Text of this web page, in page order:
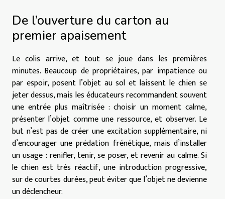
De l’ouverture du carton au
premier apaisement
Le colis arrive, et tout se joue dans les premières
minutes. Beaucoup de propriétaires, par impatience ou
par espoir, posent l’objet au sol et laissent le chien se
jeter dessus, mais les éducateurs recommandent souvent
une entrée plus maîtrisée : choisir un moment calme,
présenter l’objet comme une ressource, et observer. Le
but n’est pas de créer une excitation supplémentaire, ni
d’encourager une prédation frénétique, mais d’installer
un usage : renifler, tenir, se poser, et revenir au calme. Si
le chien est très réactif, une introduction progressive,
sur de courtes durées, peut éviter que l’objet ne devienne
un déclencheur.